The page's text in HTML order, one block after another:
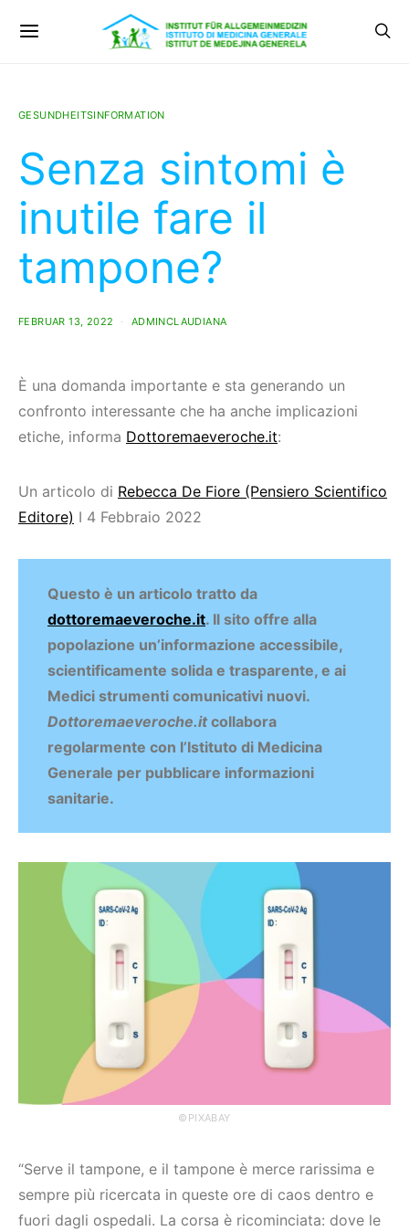
GESUNDHEITSINFORMATION
Senza sintomi è
inutile fare il
tampone?
FEBRUAR 13, 2022 ADMINCLAUDIANA
È una domanda importante e sta generando un
confronto interessante che ha anche implicazioni
etiche, informa Dottoremaeveroche.it:
Un articolo di Rebecca De Fiore (Pensiero Scientifico
Editore) I 4 Febbraio 2022
Questo è un articolo tratto da
dottoremaeveroche.it. Il sito offre alla
popolazione un’informazione accessibile,
scientificamente solida e trasparente, e ai
Medici strumenti comunicativi nuovi.
Dottoremaeveroche.itcollabora
regolarmente con l’Istituto di Medicina
Generale per pubblicare informazioni
sanitarie.
©PIXABAY
“Serve il tampone, e il tampone è merce rarissima e
sempre più ricercata in queste ore di caos dentro e
fuori dagli ospedali. La corsa è ricominciata: dove le